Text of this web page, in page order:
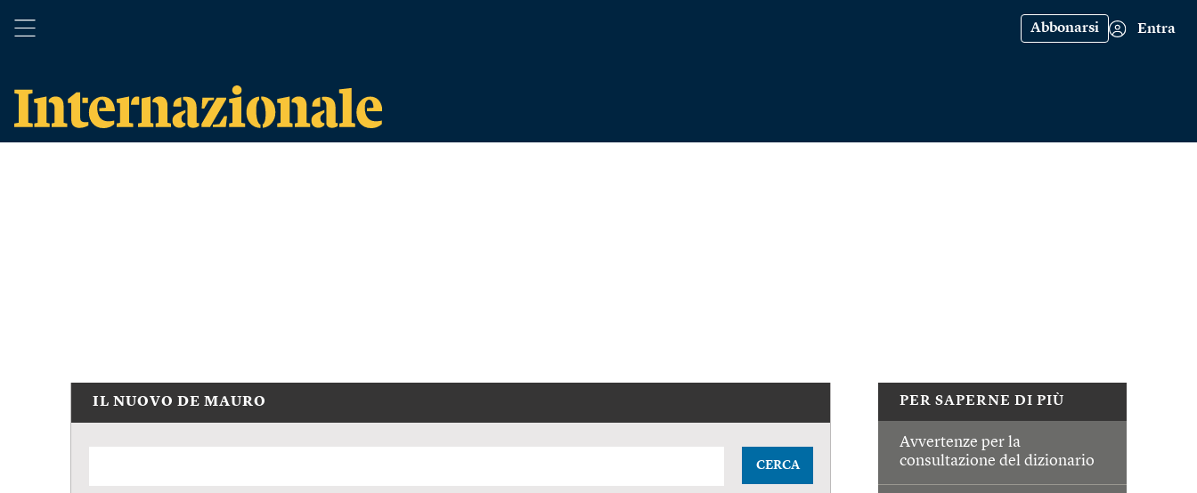
Abbonarsi Entra
PER SAPERNE DI PIÙ
Avvertenze per la
consultazione del dizionario
IL NUOVO DE MAURO
CERCA